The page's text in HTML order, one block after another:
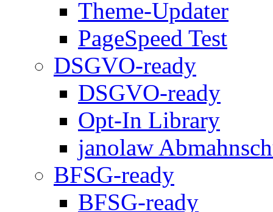
Theme-Updater
PageSpeed Test
DSGVO-ready
DSGVO-ready
Opt-In Library
janolaw
BFSG-ready
BFSG-ready